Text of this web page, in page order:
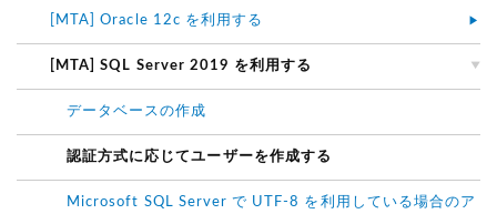
[MTA] Oracle 12c を利用する
[MTA] SQL Server 2019 を利用する
データベースの作成
認証方式に応じてユーザーを作成する
Microsoft SQL Server で UTF-8 を利用している場合のア